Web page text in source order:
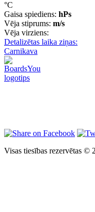
°C
Gaisa spiediens: hPs
Vēja stiprums: m/s
Vēja virziens:
Detalizētas laika ziņas:
Carnikava
Visas tiesības rezervētas ©